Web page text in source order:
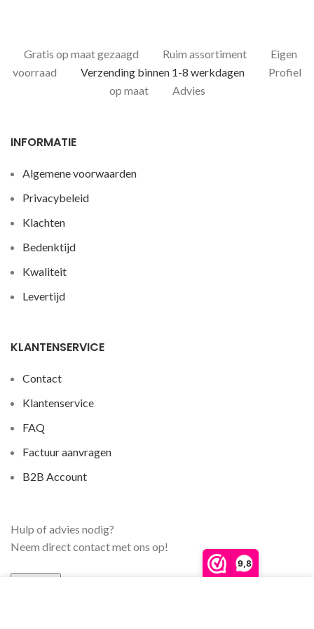
9,8
Gratis op maat gezaagd Ruim assortiment
Eigen
voorraad
Verzending binnen 1-8 werkdagen
Profiel
op maat
Advies
INFORMATIE
Algemene voorwaarden
Privacybeleid
Klachten
Bedenktijd
Kwaliteit
Levertijd
KLANTENSERVICE
Contact
Klantenservice
FAQ
Factuur aanvragen
B2B Account
Hulp of advies nodig?
Neem direct contact met ons op!